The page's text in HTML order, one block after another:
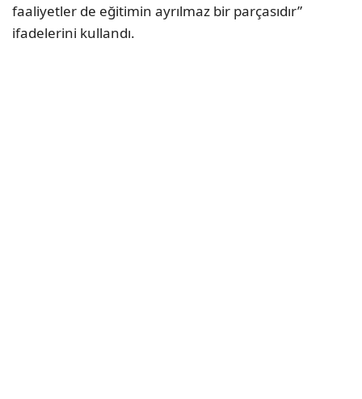
faaliyetler de eğitimin ayrılmaz bir parçasıdır”
ifadelerini kullandı.